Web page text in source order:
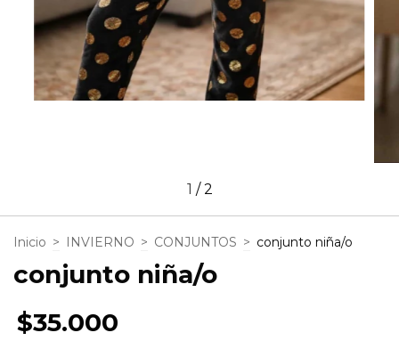
1 /2
Inicio > INVIERNO > CONJUNTOS > conjunto niña/o
conjunto niña/o
$35.000